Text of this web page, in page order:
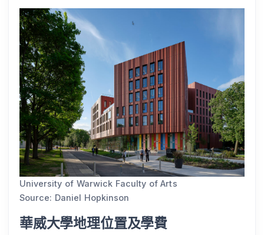
University of Warwick Faculty of Arts
Source: Daniel Hopkinson
華威大學地理位置及學費